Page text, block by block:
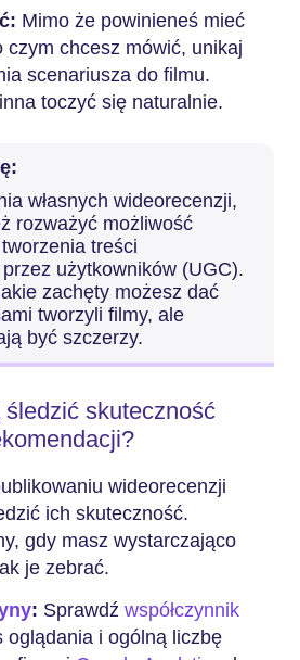
Mimo że powinieneś mieć
czym chcesz mówić, unikaj
scenariusza do filmu.
toczyć się naturalnie.
własnych wideorecenzji,
rozważyć możliwość
treści
użytkowników (UGC).
zachęty możesz dać
tworzyli filmy, ale
być szczerzy.
skuteczność
wideorecenzji
ich skuteczność.
gdy masz wystarczająco
je zebrać.
: Sprawdź współczynnik
oglądania i ogólną liczbę